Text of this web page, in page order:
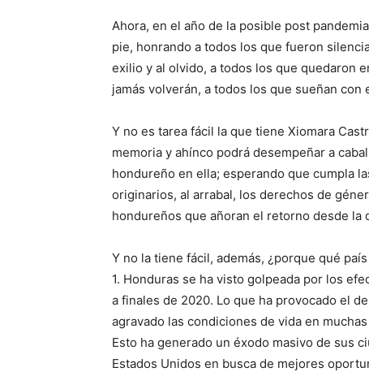
Ahora, en el año de la posible post
pie, honrando a todos los que fueron
exilio y al olvido, a todos los que quedaron
jamás volverán, a todos los que sueñan con
Y no es tarea fácil la que tiene Xiomara
memoria y ahínco podrá desempeñar a
hondureño en ella; esperando que cumpla
originarios, al arrabal, los derechos de
hondureños que añoran el retorno desde la
Y no la tiene fácil, además, ¿porque qué
1. Honduras se ha visto golpeada por los
a finales de 2020. Lo que ha provocado el
agravado las condiciones de vida en
Esto ha generado un éxodo masivo de sus
Estados Unidos en busca de mejores